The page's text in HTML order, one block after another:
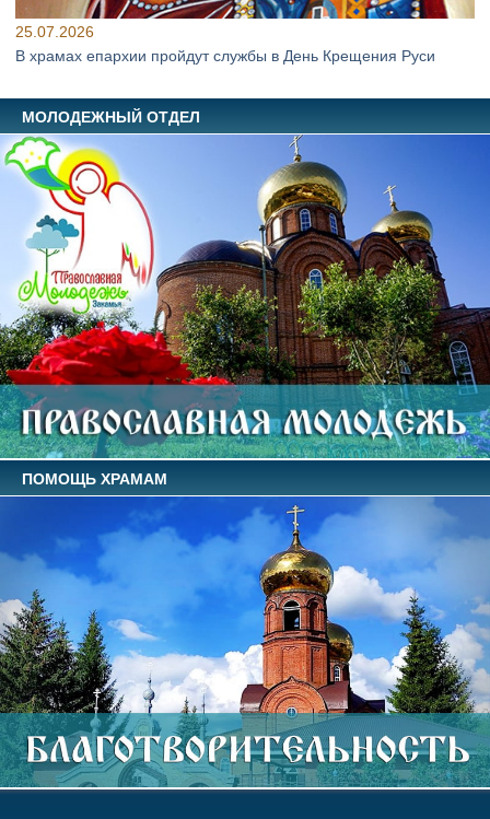
25.07.2026
В храмах епархии пройдут службы в День Крещения Руси
МОЛОДЕЖНЫЙ ОТДЕЛ
ПОМОЩЬ ХРАМАМ